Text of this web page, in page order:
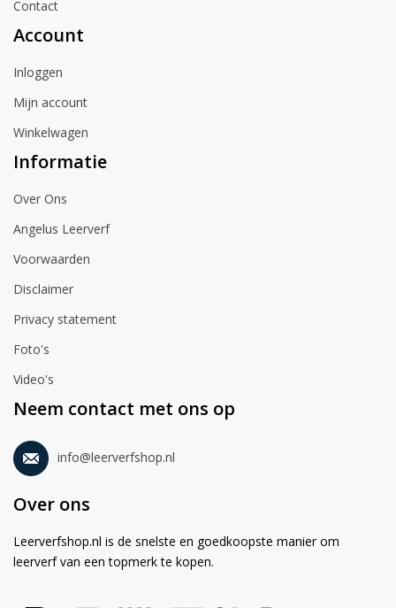
Contact
Account
Inloggen
Mijn account
Winkelwagen
Informatie
Over Ons
Angelus Leerverf
Voorwaarden
Disclaimer
Privacy statement
Foto's
Video's
Neem contact met ons op
info@leerverfshop.nl
Over ons
Leerverfshop.nl is de snelste en goedkoopste manier om
leerverf van een topmerk te kopen.